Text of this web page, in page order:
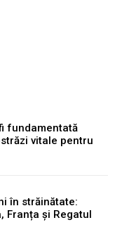
fundamentată
vitale pentru
în străinătate:
Franța și Regatul